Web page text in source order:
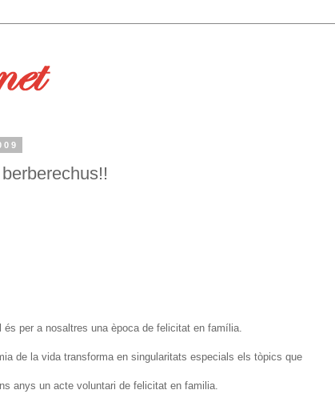
per a nosaltres una època de felicitat en família.
de la vida transforma en singularitats especials els tòpics que
anys un acte voluntari de felicitat en familia.